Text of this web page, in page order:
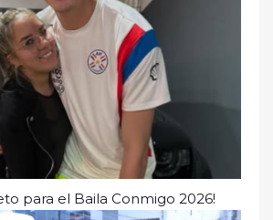
para el Baila Conmigo 2026!